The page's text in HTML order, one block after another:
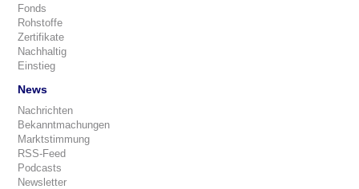
Fonds
Rohstoffe
Zertifikate
Nachhaltig
Einstieg
News
Nachrichten
Bekanntmachungen
Marktstimmung
RSS-Feed
Podcasts
Newsletter